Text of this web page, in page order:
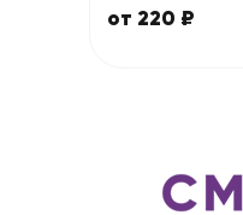
от 220 ₽